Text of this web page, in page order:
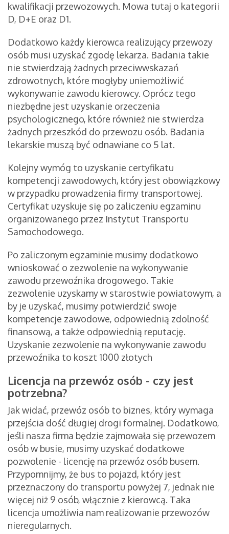
kwalifikacji przewozowych. Mowa tutaj o kategorii
D, D+E oraz D1.
Dodatkowo każdy kierowca realizujący przewozy
osób musi uzyskać zgodę lekarza. Badania takie
nie stwierdzają żadnych przeciwwskazań
zdrowotnych, które mogłyby uniemożliwić
wykonywanie zawodu kierowcy. Oprócz tego
niezbędne jest uzyskanie orzeczenia
psychologicznego, które również nie stwierdza
żadnych przeszkód do przewozu osób. Badania
lekarskie muszą być odnawiane co 5 lat.
Kolejny wymóg to uzyskanie certyfikatu
kompetencji zawodowych, który jest obowiązkowy
w przypadku prowadzenia firmy transportowej.
Certyfikat uzyskuje się po zaliczeniu egzaminu
organizowanego przez Instytut Transportu
Samochodowego.
Po zaliczonym egzaminie musimy dodatkowo
wnioskować o zezwolenie na wykonywanie
zawodu przewoźnika drogowego. Takie
zezwolenie uzyskamy w starostwie powiatowym, a
by je uzyskać, musimy potwierdzić swoje
kompetencje zawodowe, odpowiednią zdolność
finansową, a także odpowiednią reputację.
Uzyskanie zezwolenie na wykonywanie zawodu
przewoźnika to koszt 1000 złotych
Licencja na przewóz osób - czy jest
potrzebna?
Jak widać, przewóz osób to biznes, który wymaga
przejścia dość długiej drogi formalnej. Dodatkowo,
jeśli nasza firma będzie zajmowała się przewozem
osób w busie, musimy uzyskać dodatkowe
pozwolenie - licencję na przewóz osób busem.
Przypomnijmy, że bus to pojazd, który jest
przeznaczony do transportu powyżej 7, jednak nie
więcej niż 9 osób, włącznie z kierowcą. Taka
licencja umożliwia nam realizowanie przewozów
nieregularnych.